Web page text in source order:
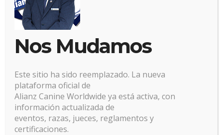
Nos Mudamos
Este sitio ha sido reemplazado. La nueva
plataforma oficial de
Alianz Canine Worldwide ya está activa, con
información actualizada de
eventos, razas, jueces, reglamentos y
certificaciones.